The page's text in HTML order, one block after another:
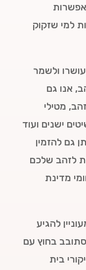
למי שזקוק
ולשמר
אנו גם
מטילי
ישנים ועוד
גם להזמין
לזהב שלכם
מדינת
להגיע
בחוץ עם
בית